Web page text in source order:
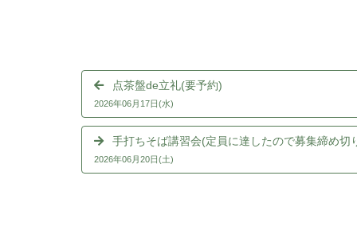
点茶盤de立礼(要予約)
2026年06月17日(水)
手打ちそば講習会(定員に達したので募集締め切
2026年06月20日(土)